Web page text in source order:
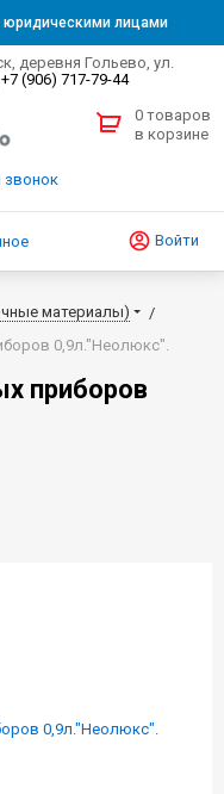
юридическими лицами
деревня Гольево, ул.
+7 (906) 717-79-44
звонок
0 товаров
в корзине
Войти
материалы)
0,9л."Неолюкс".
приборов